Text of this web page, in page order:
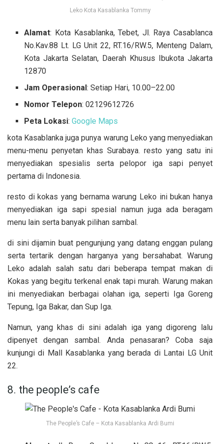
Leko Kota Kasablanka Tommy
Alamat: Kota Kasablanka, Tebet, Jl. Raya Casablanca
No.Kav.88 Lt. LG Unit 22, RT.16/RW.5, Menteng Dalam,
Kota Jakarta Selatan, Daerah Khusus Ibukota Jakarta
12870
Jam Operasional: Setiap Hari, 10.00–22.00
Nomor Telepon: 02129612726
Peta Lokasi:Google Maps
kota Kasablanka juga punya warung Leko yang menyediakan
menu-menu penyetan khas Surabaya. resto yang satu ini
menyediakan spesialis serta pelopor iga sapi penyet
pertama di Indonesia.
resto di kokas yang bernama warung Leko ini bukan hanya
menyediakan iga sapi spesial namun juga ada beragam
menu lain serta banyak pilihan sambal.
di sini dijamin buat pengunjung yang datang enggan pulang
serta tertarik dengan harganya yang bersahabat. Warung
Leko adalah salah satu dari beberapa tempat makan di
Kokas yang begitu terkenal enak tapi murah. Warung makan
ini menyediakan berbagai olahan iga, seperti Iga Goreng
Tepung, Iga Bakar, dan Sup Iga.
Namun, yang khas di sini adalah iga yang digoreng lalu
dipenyet dengan sambal. Anda penasaran? Coba saja
kunjungi di Mall Kasablanka yang berada di Lantai LG Unit
22.
8. the people’s cafe
The People’s Cafe – Kota Kasablanka Ardi Bumi